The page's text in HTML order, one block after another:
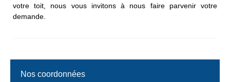
votre toit, nous vous invitons à nous faire parvenir votre
demande.
Nos coordonnées